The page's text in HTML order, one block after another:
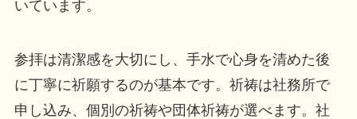
いています。
参拝は清潔感を大切にし、手水で心身を清めた後
に丁寧に祈願するのが基本です。祈祷は社務所で
申し込み、個別の祈祷や団体祈祷が選べます。社